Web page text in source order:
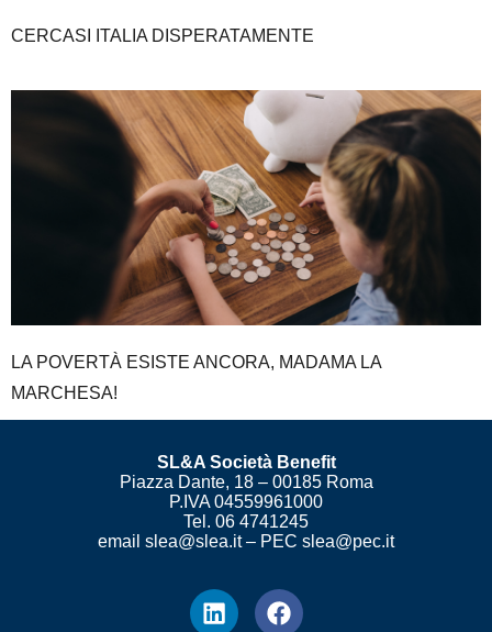
CERCASI ITALIA DISPERATAMENTE
LA POVERTÀ ESISTE ANCORA, MADAMA LA
MARCHESA!
SL&A Società Benefit
Piazza Dante, 18 – 00185 Roma
P.IVA 04559961000
Tel. 06 4741245
email slea@slea.it – PEC slea@pec.it